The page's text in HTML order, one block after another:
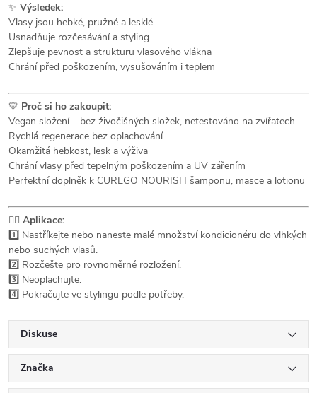
✨ Výsledek:
Vlasy jsou hebké, pružné a lesklé
Usnadňuje rozčesávání a styling
Zlepšuje pevnost a strukturu vlasového vlákna
Chrání před poškozením, vysušováním i teplem
💛 Proč si ho zakoupit:
Vegan složení – bez živočišných složek, netestováno na zvířatech
Rychlá regenerace bez oplachování
Okamžitá hebkost, lesk a výživa
Chrání vlasy před tepelným poškozením a UV zářením
Perfektní doplněk k CUREGO NOURISH šamponu, masce a lotionu
💆‍♀️ Aplikace:
1️⃣ Nastříkejte nebo naneste malé množství kondicionéru do vlhkých
nebo suchých vlasů.
2️⃣ Rozčešte pro rovnoměrné rozložení.
3️⃣ Neoplachujte.
4️⃣ Pokračujte ve stylingu podle potřeby.
Diskuse
Značka